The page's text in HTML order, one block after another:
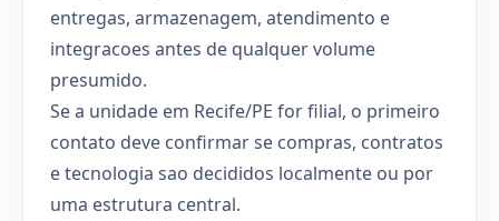
entregas, armazenagem, atendimento e
integracoes antes de qualquer volume
presumido.
Se a unidade em Recife/PE for filial, o primeiro
contato deve confirmar se compras, contratos
e tecnologia sao decididos localmente ou por
uma estrutura central.